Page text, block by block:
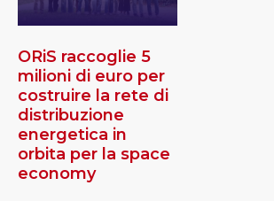
ORiS raccoglie 5
milioni di euro per
costruire la rete di
distribuzione
energetica in
orbita per la space
economy